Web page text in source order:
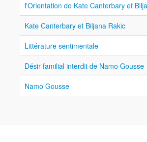
l'Orientation de Kate Canterbary et
Kate Canterbary et Biljana Rakic
Littérature sentimentale
Désir familial interdit de Namo Gousse
Namo Gousse